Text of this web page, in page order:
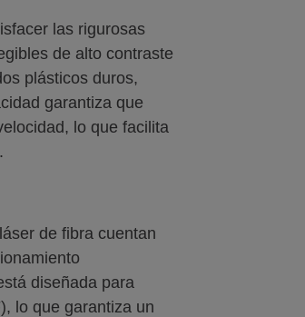
las rigurosas
de alto contraste
plásticos duros,
garantiza que
lo que facilita
de fibra cuentan
diseñada para
lo que garantiza un